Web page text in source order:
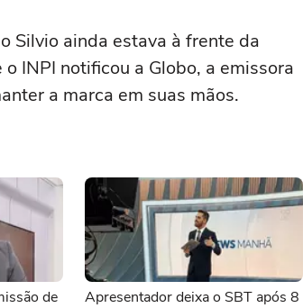
Silvio ainda estava à frente da
INPI notificou a Globo, a emissora
a marca em suas mãos.
de
Apresentador deixa o SBT após 8